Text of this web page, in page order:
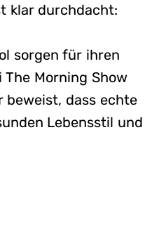
klar durchdacht:
sorgen für ihren
Morning Show
beweist, dass echte
Lebensstil und